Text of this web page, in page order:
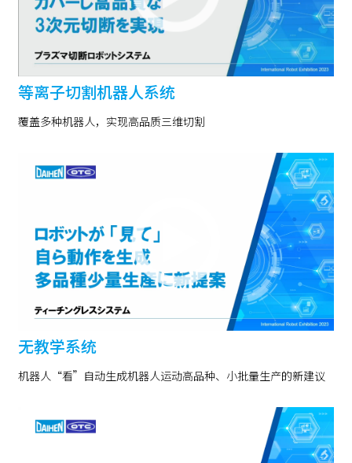
等离子切割机器人系统
覆盖多种机器人，实现高品质三维切割
无教学系统
机器人“看”自动生成机器人运动高品种、小批量生产的新建议